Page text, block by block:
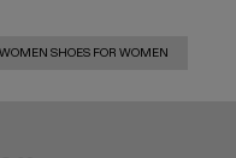
SHOES FOR WOMEN